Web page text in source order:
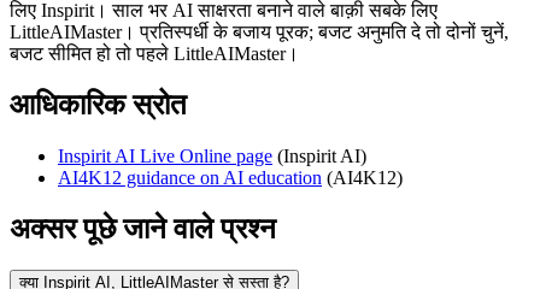
लिए Inspirit। साल भर AI साक्षरता बनाने वाले बाक़ी सबके लिए
LittleAIMaster। प्रतिस्पर्धी के बजाय पूरक; बजट अनुमति दे तो दोनों चुनें,
बजट सीमित हो तो पहले LittleAIMaster।
आधिकारिक स्रोत
Inspirit AI Live Online page (Inspirit AI)
AI4K12 guidance on AI education (AI4K12)
अक्सर पूछे जाने वाले प्रश्न
क्या Inspirit AI, LittleAIMaster से सस्ता है?